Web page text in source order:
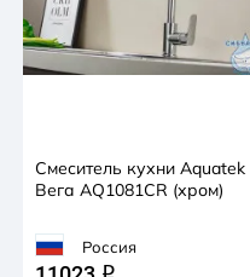
Смеситель кухни Aquatek
Вега AQ1081CR (хром)
Россия
q